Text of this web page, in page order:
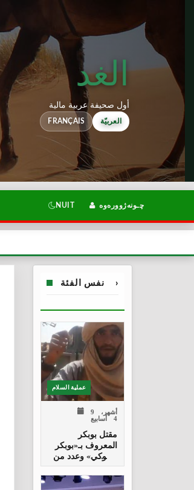
الغد
أول صحيفة عربية مالية
FRANÇAIS العربيّة
NUIT چـونەژوورەوە
نفس الفئة ›
عملية السلام
9 أشهر،
4 أسابيع
مقتل بوبكر
المعروف بـ«بوبكر
ديموكي» وعدد من
قادة تنظيم داعش
في إناربان